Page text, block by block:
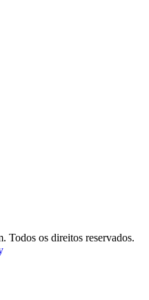
os direitos reservados.